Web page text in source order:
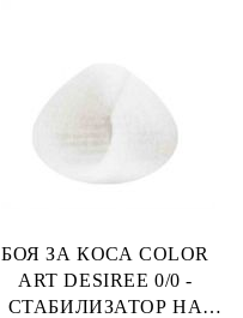
БОЯ ЗА КОСА COLOR
ART DESIREE 0/0 -
СТАБИЛИЗАТОР НА